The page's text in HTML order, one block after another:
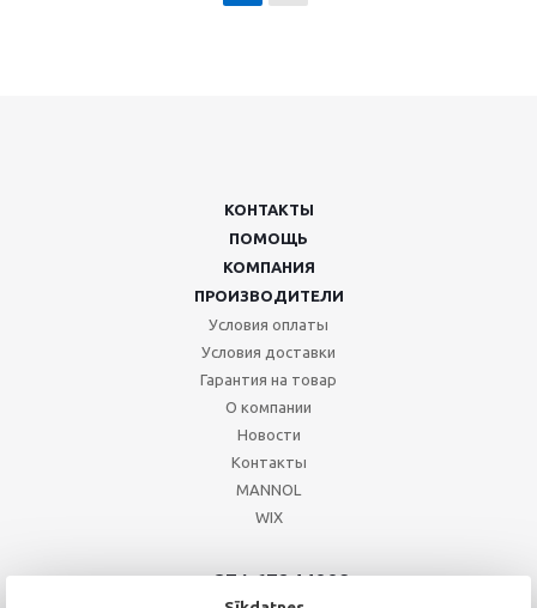
КОНТАКТЫ
ПОМОЩЬ
КОМПАНИЯ
ПРОИЗВОДИТЕЛИ
Условия оплаты
Условия доставки
Гарантия на товар
О компании
Новости
Контакты
MANNOL
WIX
+371 67244008